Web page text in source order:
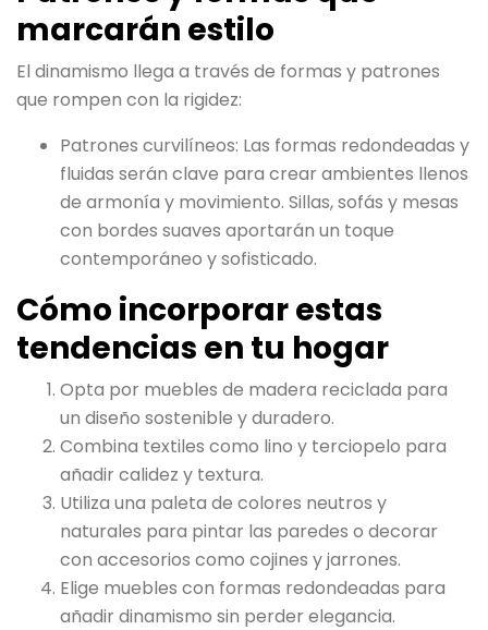
marcarán estilo
El dinamismo llega a través de formas y patrones
que rompen con la rigidez:
Patrones curvilíneos: Las formas redondeadas y
fluidas serán clave para crear ambientes llenos
de armonía y movimiento. Sillas, sofás y mesas
con bordes suaves aportarán un toque
contemporáneo y sofisticado.
Cómo incorporar estas
tendencias en tu hogar
Opta por muebles de madera reciclada para
un diseño sostenible y duradero.
Combina textiles como lino y terciopelo para
añadir calidez y textura.
Utiliza una paleta de colores neutros y
naturales para pintar las paredes o decorar
con accesorios como cojines y jarrones.
Elige muebles con formas redondeadas para
añadir dinamismo sin perder elegancia.